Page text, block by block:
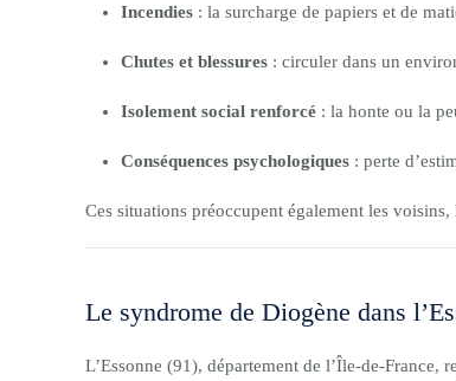
Incendies : la surcharge de papiers et de
Chutes et blessures : circuler dans un
Isolement social renforcé : la honte ou la
Conséquences psychologiques : perte
Ces situations préoccupent également les
Le syndrome de Diogène dans
L’Essonne (91), département de l’Île-de-